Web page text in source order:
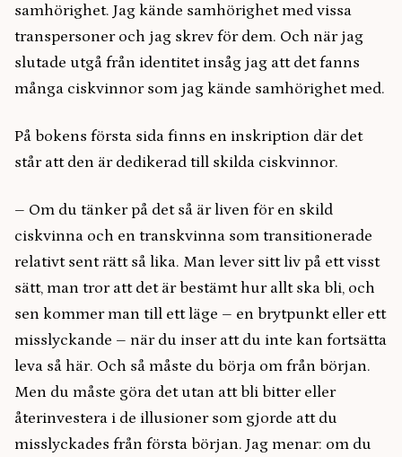
samhörighet. Jag kände samhörighet med vissa
transpersoner och jag skrev för dem. Och när jag
slutade utgå från identitet insåg jag att det fanns
många ciskvinnor som jag kände samhörighet med.
På bokens första sida finns en inskription där det
står att den är dedikerad till skilda ciskvinnor.
– Om du tänker på det så är liven för en skild
ciskvinna och en transkvinna som transitionerade
relativt sent rätt så lika. Man lever sitt liv på ett visst
sätt, man tror att det är bestämt hur allt ska bli, och
sen kommer man till ett läge – en brytpunkt eller ett
misslyckande – när du inser att du inte kan fortsätta
leva så här. Och så måste du börja om från början.
Men du måste göra det utan att bli bitter eller
återinvestera i de illusioner som gjorde att du
misslyckades från första början. Jag menar: om du